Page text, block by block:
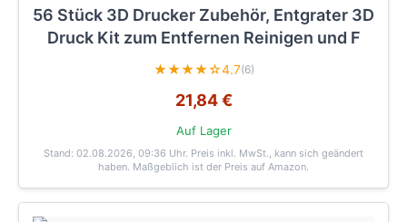
56 Stück 3D Drucker Zubehör, Entgrater 3D
Druck Kit zum Entfernen Reinigen und F
★★★★☆4.7(6)
21,84 €
Auf Lager
Stand: 02.08.2026, 09:36 Uhr. Preis inkl. MwSt., kann sich geändert
haben. Maßgeblich ist der Preis auf Amazon.